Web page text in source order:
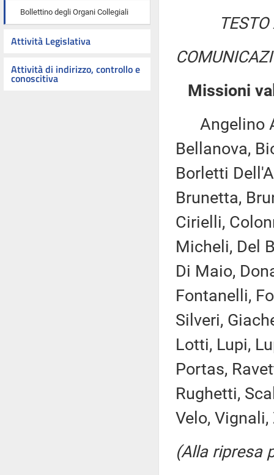
Bollettino degli Organi Collegiali
Attività Legislativa
Attività di indirizzo, controllo e
conoscitiva
Missioni
Angelino
Bellanova,
Borletti
Brunetta,
Cirielli,
Micheli, Del
Di Maio,
Fontanelli,
Silveri,
Lotti, Lupi,
Portas,
Rughetti,
Velo,
(Alla ripresa